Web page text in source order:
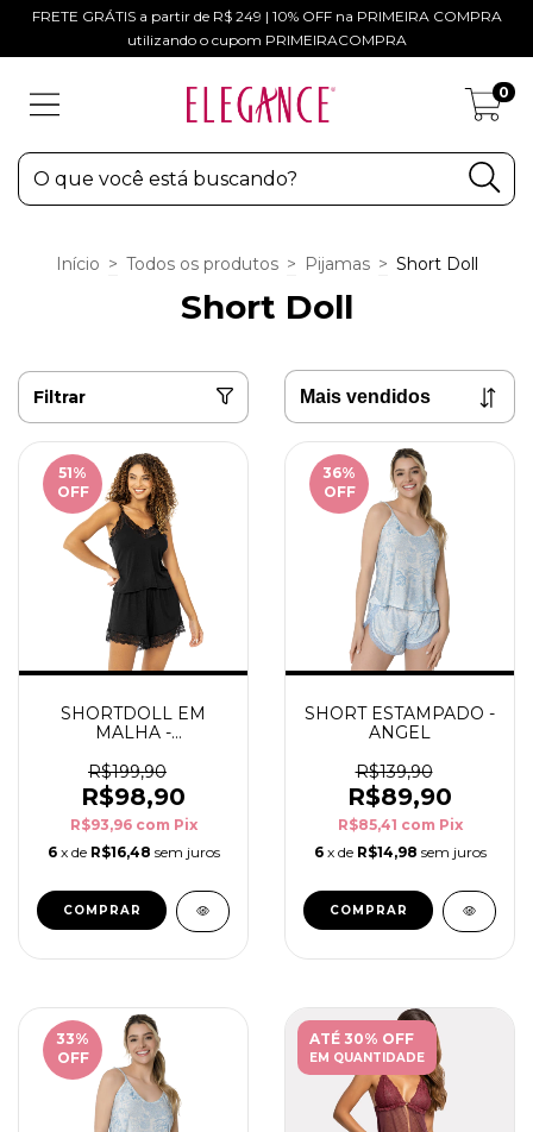
FRETE GRÁTIS a partir de R$ 249 | 10% OFF na PRIMEIRA COMPRA
utilizando o cupom PRIMEIRACOMPRA
0
Início > Todos os produtos > Pijamas > Short Doll
Short Doll
Filtrar
51%
OFF
SHORTDOLL EM
MALHA -
R$199,90
R$98,90
R$93,96 com Pix
6 x de R$16,48 sem juros
COMPRAR
36%
OFF
SHORT ESTAMPADO -
ANGEL
R$139,90
R$89,90
R$85,41 com Pix
6 x de R$14,98 sem juros
COMPRAR
33%
OFF
ATÉ 30% OFF
EM QUANTIDADE